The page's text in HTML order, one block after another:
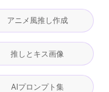
アニメ風推し作成
推しとキス画像
AIプロンプト集